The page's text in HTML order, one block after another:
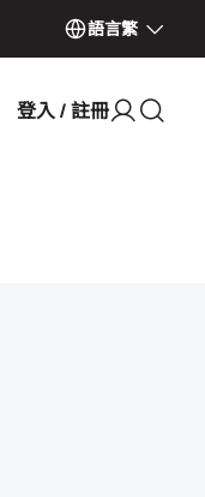
語言繁
登入 / 註冊